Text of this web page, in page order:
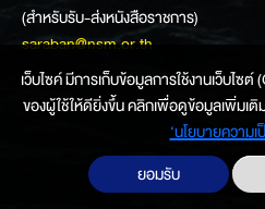
(สำหรับรับ-ส่งหนังสือราชการ)
saraban@nsm.or.th
เว็บไซค์ มีการเก็บข้อมูลการใช้งานเว็บ
ของผู้ใช้ให้ดียิ่งขึ้น คลิกเพื่อดูข้อมูลเพิ่มเติ
‘นโยบายความ
ยอมรับ